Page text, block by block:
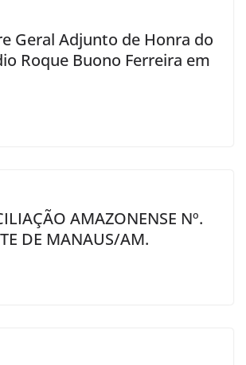
Geral Adjunto de Honra do
Roque Buono Ferreira em
AMAZONENSE Nº.
DE MANAUS/AM.